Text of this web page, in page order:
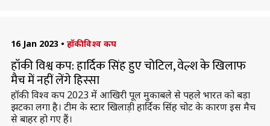
16 Jan 2023 • हॉकी विश्व कप
हॉकी विश्व कप: हार्दिक सिंह हुए चोटिल, वेल्श के खिलाफ
मैच में नहीं लेंगे हिस्सा
हॉकी विश्व कप 2023 में आखिरी पूल मुकाबले से पहले भारत को बड़ा
झटका लगा है। टीम के स्टार खिलाड़ी हार्दिक सिंह चोट के कारण इस मैच
से बाहर हो गए हैं।